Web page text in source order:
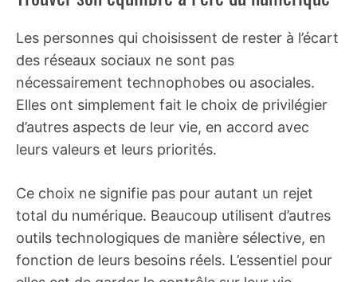
Les personnes qui choisissent de rester à l’écart
des réseaux sociaux ne sont pas
nécessairement technophobes ou asociales.
Elles ont simplement fait le choix de privilégier
d’autres aspects de leur vie, en accord avec
leurs valeurs et leurs priorités.
Ce choix ne signifie pas pour autant un rejet
total du numérique. Beaucoup utilisent d’autres
outils technologiques de manière sélective, en
fonction de leurs besoins réels. L’essentiel pour